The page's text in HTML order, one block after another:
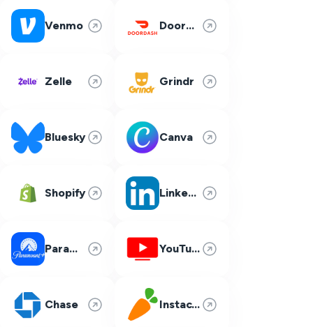
Venmo DoorDash
Zelle Grindr
Bluesky Canva
Shopify LinkedIn
Paramount Plus YouTube TV
Chase Instacart